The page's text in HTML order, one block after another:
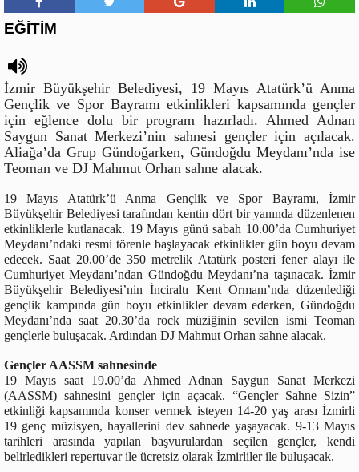
EĞİTİM
İzmir Büyükşehir Belediyesi, 19 Mayıs Atatürk’ü Anma
Gençlik ve Spor Bayramı etkinlikleri kapsamında gençler
için eğlence dolu bir program hazırladı. Ahmed Adnan
Saygun Sanat Merkezi’nin sahnesi gençler için açılacak.
Aliağa’da Grup Gündoğarken, Gündoğdu Meydanı’nda ise
Teoman ve DJ Mahmut Orhan sahne alacak.
19 Mayıs Atatürk’ü Anma Gençlik ve Spor Bayramı, İzmir
Büyükşehir Belediyesi tarafından kentin dört bir yanında düzenlenen
etkinliklerle kutlanacak. 19 Mayıs günü sabah 10.00’da Cumhuriyet
Meydanı’ndaki resmi törenle başlayacak etkinlikler gün boyu devam
edecek. Saat 20.00’de 350 metrelik Atatürk posteri fener alayı ile
Cumhuriyet Meydanı’ndan Gündoğdu Meydanı’na taşınacak. İzmir
Büyükşehir Belediyesi’nin İnciraltı Kent Ormanı’nda düzenlediği
gençlik kampında gün boyu etkinlikler devam ederken, Gündoğdu
Meydanı’nda saat 20.30’da rock müziğinin sevilen ismi Teoman
gençlerle buluşacak. Ardından DJ Mahmut Orhan sahne alacak.
Gençler AASSM sahnesinde
19 Mayıs saat 19.00’da Ahmed Adnan Saygun Sanat Merkezi
(AASSM) sahnesini gençler için açacak. “Gençler Sahne Sizin”
etkinliği kapsamında konser vermek isteyen 14-20 yaş arası İzmirli
19 genç müzisyen, hayallerini dev sahnede yaşayacak. 9-13 Mayıs
tarihleri arasında yapılan başvurulardan seçilen gençler, kendi
belirledikleri repertuvar ile ücretsiz olarak İzmirliler ile buluşacak.